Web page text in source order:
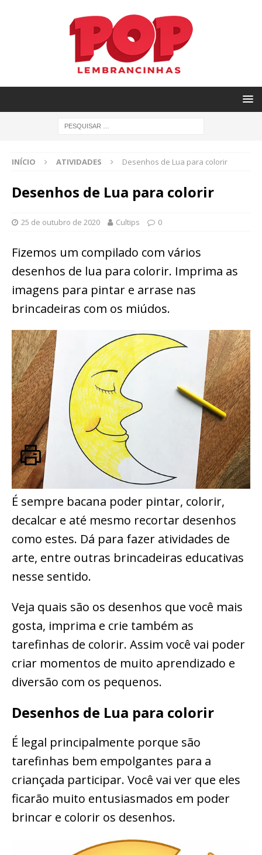
INÍCIO ATIVIDADES Desenhos de Lua para colorir
Desenhos de Lua para colorir
25 de outubro de 2020 Cultips 0
Fizemos um compilado com vários
desenhos de lua para colorir. Imprima as
imagens para pintar e arrase nas
brincadeiras com os miúdos.
É sempre bacana poder pintar, colorir,
decalcar e até mesmo recortar desenhos
como estes. Dá para fazer atividades de
arte, entre outras brincadeiras educativas
nesse sentido.
Veja quais são os desenhos que você mais
gosta, imprima e crie também as
tarefinhas de colorir. Assim você vai poder
criar momentos de muito aprendizado e
diversão com os pequenos.
Desenhos de Lua para colorir
É legal principalmente porque são
tarefinhas bem empolgantes para a
criançada participar. Você vai ver que eles
ficarão muito entusiasmados em poder
brincar e colorir os desenhos.